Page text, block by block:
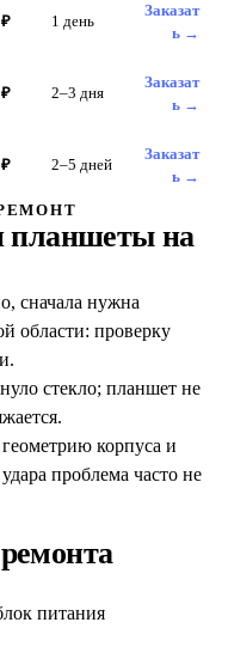
₽ 1 день
Заказат
ь →
₽ 2–3 дня
Заказат
ь →
₽ 2–5 дней
Заказат
ь →
планшетына
сначала нужна
области: проверку
стекло; планшет не
корпуса и
проблема часто не
питания